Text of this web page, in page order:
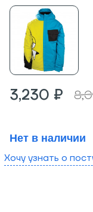
3,230 ₽
Нет в наличии
Хочу узнать о